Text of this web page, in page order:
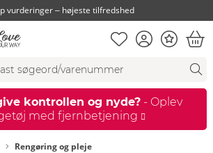
vurderinger ‒ højeste tilfredshed
Huskeseddel
Kundekonto
Bonus
kontrollen og nyde? - Oplev
med fjernbetjening
Rengøring og pleje